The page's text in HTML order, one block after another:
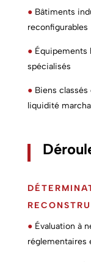
● Bâtiments
reconfigurables
● Équipements
spécialisés
● Biens
liquidité
● Évaluation à
réglementaires